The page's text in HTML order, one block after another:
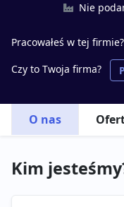
Nie
Pracowałeś w tej firmie?
Czy to Twoja firma?
O nas
Kim